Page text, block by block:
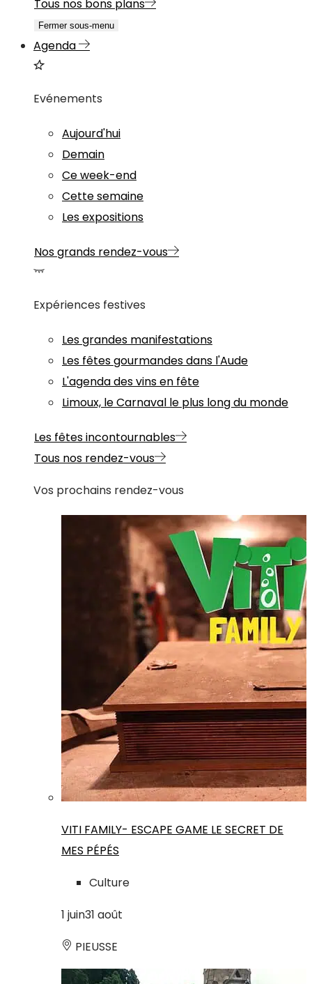
Tous nos bons plans
Fermer sous-menu
Agenda
Evénements
Aujourd'hui
Demain
Ce week-end
Cette semaine
Les expositions
Nos grands rendez-vous
Expériences festives
Les grandes manifestations
Les fêtes gourmandes dans l'Aude
L'agenda des vins en fête
Limoux, le Carnaval le plus long du monde
Les fêtes incontournables
Tous nos rendez-vous
Vos prochains rendez-vous
VITI FAMILY- ESCAPE GAME LE SECRET DE
MES PÉPÉS
Culture
1 juin31 août
PIEUSSE